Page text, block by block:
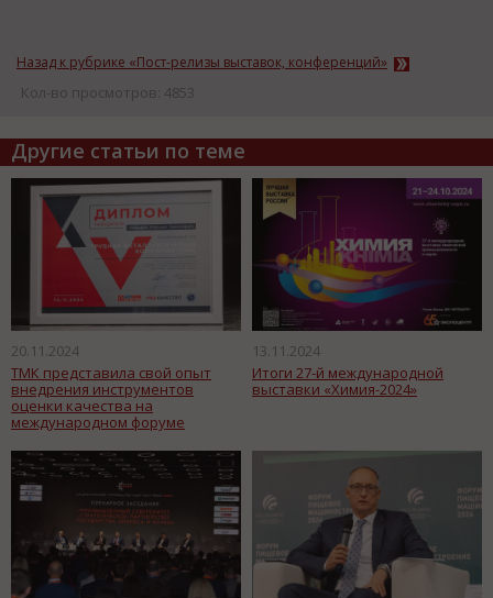
Назад к рубрике «Пост-релизы выставок, конференций»
Кол-во просмотров: 4853
Другие статьи по теме
20.11.2024
ТМК представила свой опыт
внедрения инструментов
оценки качества на
международном форуме
13.11.2024
Итоги 27-й международной
выставки «Химия-2024»